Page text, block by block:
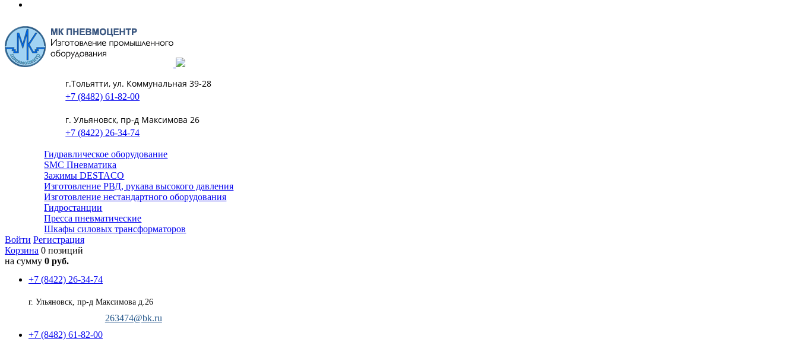
г.Тольятти, ул. Коммунальная 39-28
+7 (8482) 61-82-00
г. Ульяновск, пр-д Максимова 26
+7 (8422) 26-34-74
Гидравлическое оборудование
SMC Пневматика
Зажимы DESTACO
Изготовление РВД, рукава высокого давления
Изготовление нестандартного оборудования
Гидростанции
Пресса пневматические
Шкафы силовых трансформаторов
Войти Регистрация
Корзина 0 позиций
на сумму 0 руб.
+7 (8422) 26-34-74
г. Ульяновск, пр-д Максимова д.26
263474@bk.ru
+7 (8482) 61-82-00